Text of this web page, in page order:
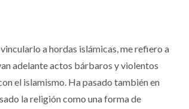
a hordas islámicas, me refiero a
adelante actos bárbaros y violentos
el islamismo. Ha pasado también en
la religión como una forma de